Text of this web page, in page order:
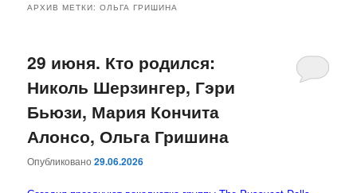
основному
содержимому
дополнительному
содержимому
АРХИВ МЕТКИ:ОЛЬГА ГРИШИНА
29 июня. Кто родился:
Николь Шерзингер, Гэри
Бьюзи, Мария Кончита
Алонсо, Ольга Гришина
Опубликовано29.06.2026